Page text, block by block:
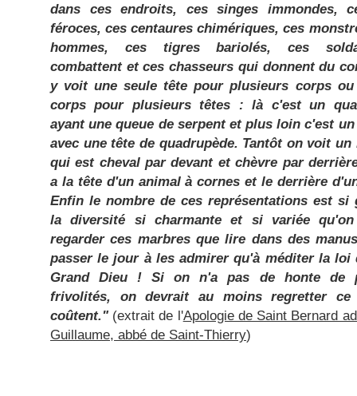
dans ces endroits, ces singes immondes,
féroces, ces centaures chimériques, ces
hommes, ces tigres bariolés, ces
combattent et ces chasseurs qui donnent du
y voit une seule tête pour plusieurs corps
corps pour plusieurs têtes : là c'est un
ayant une queue de serpent et plus loin c'est
avec une tête de quadrupède. Tantôt on voit un
qui est cheval par devant et chèvre par
a la tête d'un animal à cornes et le derrière
Enfin le nombre de ces représentations est si
la diversité si charmante et si variée qu'on
regarder ces marbres que lire dans des
passer le jour à les admirer qu'à méditer la loi
Grand Dieu ! Si on n'a pas de honte de
frivolités, on devrait au moins regretter ce
coûtent." (extrait de l'Apologie de Saint Bernard
Guillaume, abbé de Saint-Thierry)